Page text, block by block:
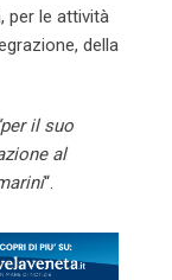
per le attività
della
il suo
al
“.